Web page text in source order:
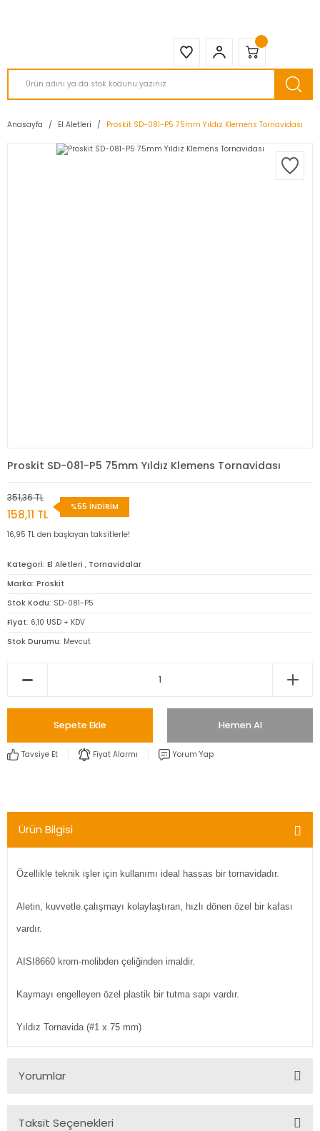
Anasayfa El Aletleri Proskit SD-081-P5 75mm Yıldız Klemens Tornavidası
Proskit SD-081-P5 75mm Yıldız Klemens Tornavidası
351,36 TL
158,11 TL
%55 İNDİRİM
16,95 TL den başlayan taksitlerle!
Kategori El Aletleri , Tornavidalar
Marka Proskit
Stok Kodu SD-081-P5
Fiyat 6,10 USD + KDV
Stok Durumu Mevcut
Sepete Ekle Hemen Al
Tavsiye Et Fiyat Alarmı Yorum Yap
Ürün Bilgisi
Özellikle teknik işler için kullanımı ideal hassas bir tornavidadır.
Aletin, kuvvetle çalışmayı kolaylaştıran, hızlı dönen özel bir kafası
vardır.
AISI8660 krom-molibden çeliğinden imaldir.
Kaymayı engelleyen özel plastik bir tutma sapı vardır.
Yıldız Tornavida (#1 x 75 mm)
Yorumlar
Taksit Seçenekleri